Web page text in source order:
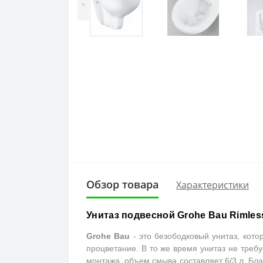
<
Обзор товара Характеристики
Унитаз подвесной Grohe Bau
Grohe Bau - это безободковый унитаз,
процветание. В то же время унитаз не
монтажа, объем смыва составляет 6/3 л.